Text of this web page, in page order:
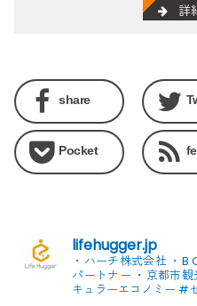
詳
share
Pocket
lifehugger.jp
・ハーチ株式会社 ・B
パートナー ・京都市
キュラーエコノミー #